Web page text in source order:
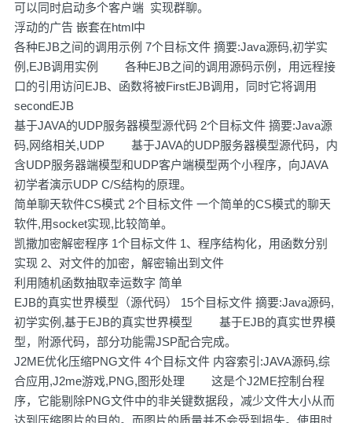
可以同时启动多个客户端 实现群聊。
浮动的广告 嵌套在html中
各种EJB之间的调用示例 7个目标文件 摘要:Java源码,初学实
例,EJB调用实例 各种EJB之间的调用源码示例，用远程接
口的引用访问EJB、函数将被FirstEJB调用，同时它将调用
secondEJB
基于JAVA的UDP服务器模型源代码 2个目标文件 摘要:Java源
码,网络相关,UDP 基于JAVA的UDP服务器模型源代码，内
含UDP服务器端模型和UDP客户端模型两个小程序，向JAVA
初学者演示UDP C/S结构的原理。
简单聊天软件CS模式 2个目标文件 一个简单的CS模式的聊天
软件,用socket实现,比较简单。
凯撒加密解密程序 1个目标文件 1、程序结构化，用函数分别
实现 2、对文件的加密，解密输出到文件
利用随机函数抽取幸运数字 简单
EJB的真实世界模型（源代码） 15个目标文件 摘要:Java源码,
初学实例,基于EJB的真实世界模型 基于EJB的真实世界模
型，附源代码，部分功能需JSP配合完成。
J2ME优化压缩PNG文件 4个目标文件 内容索引:JAVA源码,综
合应用,J2me游戏,PNG,图形处理 这是个J2ME控制台程
序，它能剔除PNG文件中的非关键数据段，减少文件大小从而
达到压缩图片的目的。而图片的质量并不会受到损失。使用时